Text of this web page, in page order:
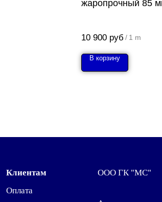
жаропрочный 85
10 900 руб / 1 m
В корзину
Клиентам
Оплата
ООО ГК "МС"